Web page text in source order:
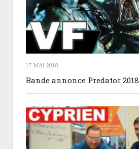
17 MAI 2018
Bande annonce Predator 2018